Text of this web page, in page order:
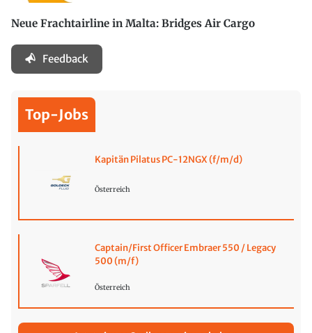
Neue Frachtairline in Malta: Bridges Air Cargo
Feedback
Top-Jobs
Kapitän Pilatus PC-12NGX (f/m/d)
Österreich
Captain/First Officer Embraer 550 / Legacy
500 (m/f)
Österreich